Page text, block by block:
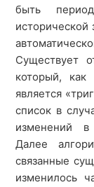
быть
исторической
Существует
который,
является
список в
изменений в
Далее
связанные
изменилось